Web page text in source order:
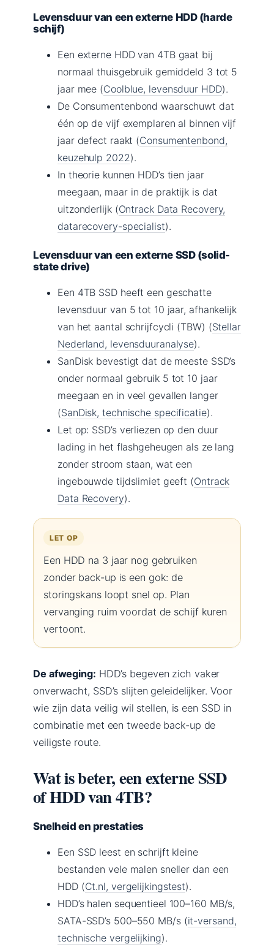
Levensduur van een externe HDD (harde
schijf)
Een externe HDD van 4TB gaat bij
normaal thuisgebruik gemiddeld 3 tot 5
jaar mee (Coolblue, levensduur HDD).
De Consumentenbond waarschuwt dat
één op de vijf exemplaren al binnen vijf
jaar defect raakt (Consumentenbond,
keuzehulp 2022).
In theorie kunnen HDD’s tien jaar
meegaan, maar in de praktijk is dat
uitzonderlijk (Ontrack Data Recovery,
datarecovery-specialist).
Levensduur van een externe SSD (solid-
state drive)
Een 4TB SSD heeft een geschatte
levensduur van 5 tot 10 jaar, afhankelijk
van het aantal schrijfcycli (TBW) (Stellar
Nederland, levensduuranalyse).
SanDisk bevestigt dat de meeste SSD’s
onder normaal gebruik 5 tot 10 jaar
meegaan en in veel gevallen langer
(SanDisk, technische specificatie).
Let op: SSD’s verliezen op den duur
lading in het flashgeheugen als ze lang
zonder stroom staan, wat een
ingebouwde tijdslimiet geeft (Ontrack
Data Recovery).
LET OP
Een HDD na 3 jaar nog gebruiken
zonder back-up is een gok: de
storingskans loopt snel op. Plan
vervanging ruim voordat de schijf kuren
vertoont.
De afweging: HDD’s begeven zich vaker
onverwacht, SSD’s slijten geleidelijker. Voor
wie zijn data veilig wil stellen, is een SSD in
combinatie met een tweede back-up de
veiligste route.
Wat is beter, een externe SSD
of HDD van 4TB?
Snelheid en prestaties
Een SSD leest en schrijft kleine
bestanden vele malen sneller dan een
HDD (Ct.nl, vergelijkingstest).
HDD’s halen sequentieel 100–160 MB/s,
SATA-SSD’s 500–550 MB/s (it-versand,
technische vergelijking).